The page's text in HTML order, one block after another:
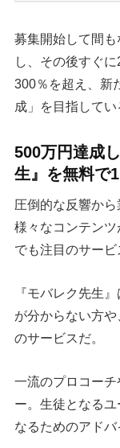
募集開始して間
し、その後すぐ
300％を超え、新
成」を目指してい
500万円達成
生』を無料で
圧倒的な反響か
様々なコンテン
でも注目のサービ
『モバレク先生
が分からない方
のサービスだ。
一流のプロコー
ー。生徒となる
なるためのアドバ